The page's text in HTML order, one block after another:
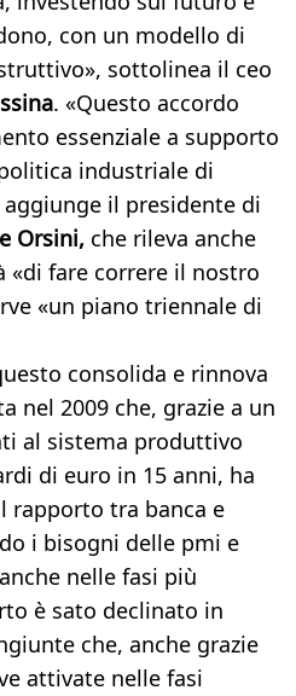
con un modello di
sottolinea il ceo
. «Questo accordo
essenziale a supporto
industriale di
il presidente di
Orsini, che rileva anche
«di fare correre il nostro
«un piano triennale di
consolida e rinnova
nel 2009 che, grazie a un
al sistema produttivo
di euro in 15 anni, ha
rapporto tra banca e
i bisogni delle pmi e
nelle fasi più
è sato declinato in
che, anche grazie
attivate nelle fasi